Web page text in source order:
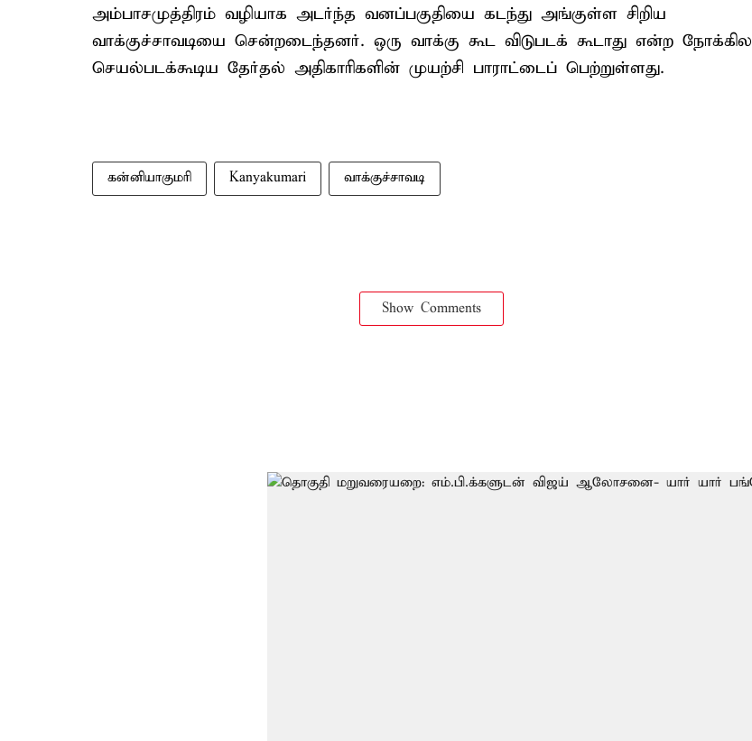
அம்பாசமுத்திரம் வழியாக அடர்ந்த வனப்பகுதியை கடந்து அங்குள்ள சிறிய
வாக்குச்சாவடியை சென்றடைந்தனர். ஒரு வாக்கு கூட விடுபடக் கூடாது என்ற நோக்கில
செயல்படக்கூடிய தேர்தல் அதிகாரிகளின் முயற்சி பாராட்டைப் பெற்றுள்ளது.
கன்னியாகுமரி Kanyakumari வாக்குச்சாவடி
Show Comments